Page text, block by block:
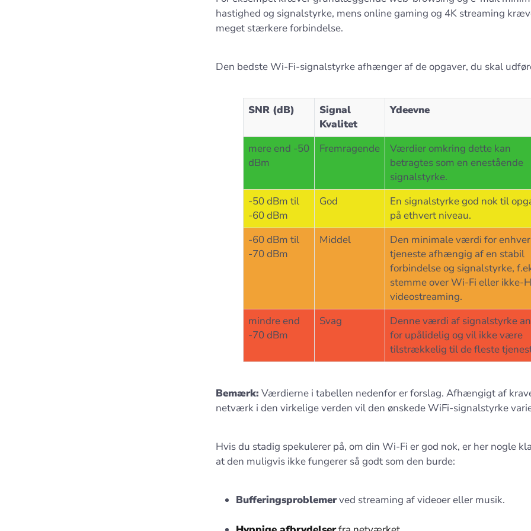
hastighed og signalstyrke, mens online gaming og 4K streaming
meget stærkere forbindelse.
Den bedste Wi-Fi-signalstyrke afhænger af de opgaver, du skal
SNR (dB)
Signal
Kvalitet
Ydeevne
mere end -50
dBm
Fremragende
Værdier omkring dette kan
betragtes som en enestående
signalstyrke.
-50 dBm til
-60 dBm
God
En signalstyrke god nok til
på ethvert niveau.
-60 dBm til
-70 dBm
Middel
Den minimale værdi for enhver
tjeneste afhængig af en stabil
forbindelse og signalstyrke,
stemme over Wi-Fi eller ikke-
videostreaming.
mindre end
-70 dBm
Svag
Denne værdi af signalstyrke
for upålidelig og vil ikke være
tilstrækkelig til de fleste
Bemærk: Værdierne i tabellen nedenfor er forslag. Afhængigt af
netværk i den virkelige verden vil den ønskede WiFi-signalstyrke
Hvis du stadig spekulerer på, om din Wi-Fi er god nok, er her nogle
at den muligvis ikke fungerer så godt som den burde:
Bufferingsproblemerved streaming af videoer eller musik.